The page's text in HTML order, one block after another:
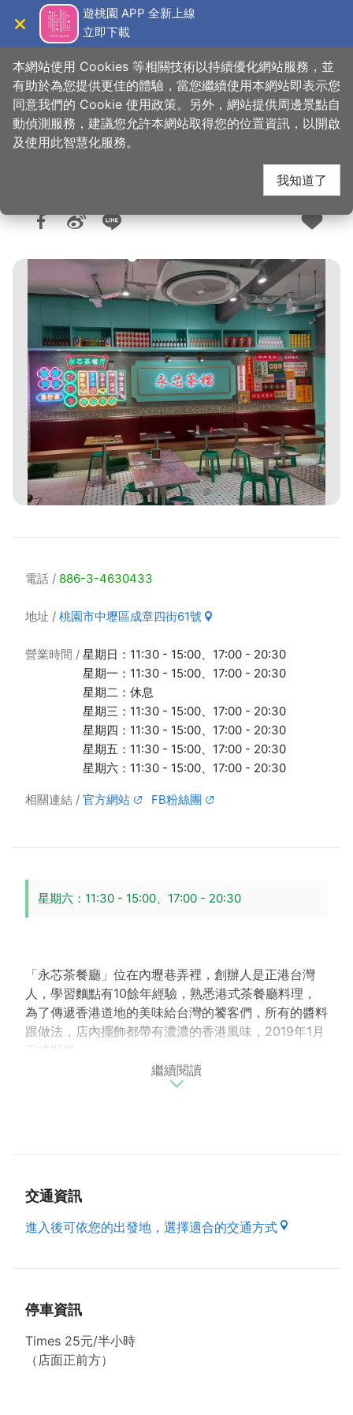
主
遊桃園 APP 全新上線
立即下載
首頁 > 想去的地方 > 美食、購物 > 美食快搜
永芯茶檔 茶餐廳
人氣：6928
電話 886-3-4630433
地址 桃園市中壢區成章四街61號
營業時間
星期日：11:30 - 15:00、17:00 - 20:30
星期一：11:30 - 15:00、17:00 - 20:30
星期二：休息
星期三：11:30 - 15:00、17:00 - 20:30
星期四：11:30 - 15:00、17:00 - 20:30
星期五：11:30 - 15:00、17:00 - 20:30
星期六：11:30 - 15:00、17:00 - 20:30
相關連結 官方網站 FB粉絲團
星期六：11:30 - 15:00、17:00 - 20:30
「永芯茶餐廳」位在內壢巷弄裡，創辦人是正港台灣
人，學習麵點有10餘年經驗，熟悉港式茶餐廳料理，
為了傳遞香港道地的美味給台灣的饕客們，所有的醬料
跟做法，店內擺飾都帶有濃濃的香港風味，2019年1月
正式開業。
茶擋餐主菜有豬扒、腸仔、沙嗲、方塊牛肉，搭配公仔
湯麵、公仔撈丁，適合正餐食用，還有各種港式特餐，
茶為基底做出不同的飲茶變化，口感滑順，十分適合飯
後或下午茶時享用，還有許多地道的港式飲品，期待您
繼續閱讀
交通資訊
進入後可依您的出發地，選擇適合的交通方式
停車資訊
Times 25元/半小時
（店面正前方）
本網站使用 Cookies 等相關技術以持續優化網站服務，並
有助於為您提供更佳的體驗，當您繼續使用本網站即表示您
同意我們的 Cookie 使用政策。另外，網站提供周邊景點自
動偵測服務，建議您允許本網站取得您的位置資訊，以開啟
及使用此智慧化服務。
我知道了